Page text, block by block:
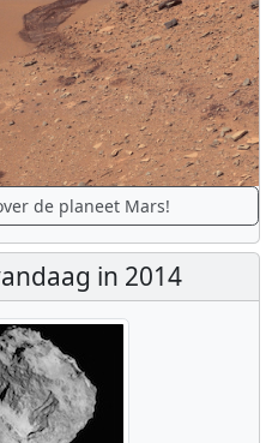
de planeet Mars!
in 2014